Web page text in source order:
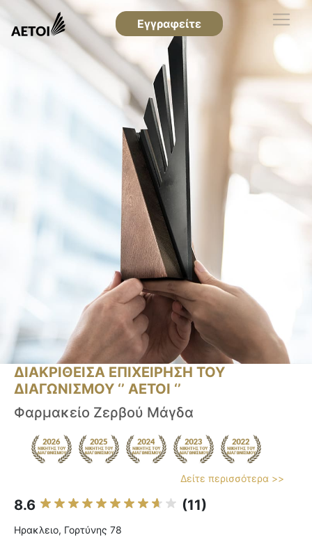
Εγγραφείτε
ΔΙΑΚΡΙΘΕΙΣΑ ΕΠΙΧΕΙΡΗΣΗ ΤΟΥ
ΔΙΑΓΩΝΙΣΜΟΥ ‘’ ΑΕΤΟΙ ‘’
Φαρμακείο Ζερβού Μάγδα
Δείτε περισσότερα >>
8.6 (11)
Ηρακλειο, Γορτύνης 78